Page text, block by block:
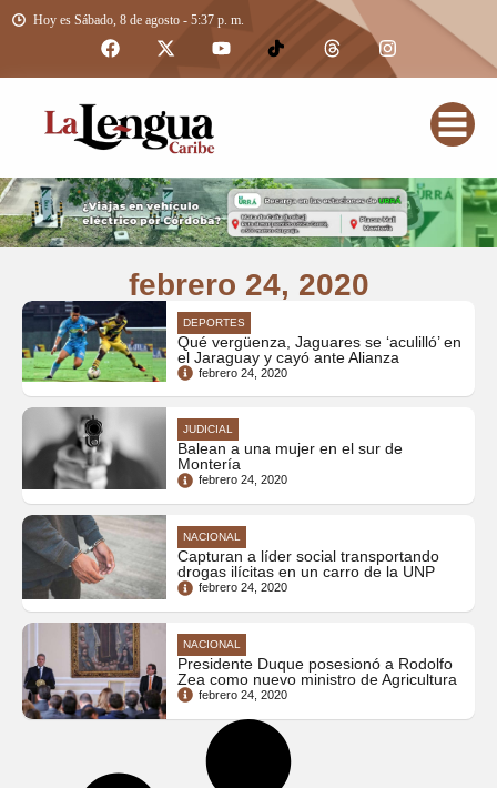
Hoy es Sábado, 8 de agosto - 5:37 p. m.
febrero 24, 2020
DEPORTES
Qué vergüenza, Jaguares se ‘aculilló’ en
el Jaraguay y cayó ante Alianza
febrero 24, 2020
JUDICIAL
Balean a una mujer en el sur de
Montería
febrero 24, 2020
NACIONAL
Capturan a líder social transportando
drogas ilícitas en un carro de la UNP
febrero 24, 2020
NACIONAL
Presidente Duque posesionó a Rodolfo
Zea como nuevo ministro de Agricultura
febrero 24, 2020